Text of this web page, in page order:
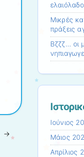
→
Μικρές
πράξεις
Βζζζ… οι
Ιούνιος
Μάιος
Απρίλιος